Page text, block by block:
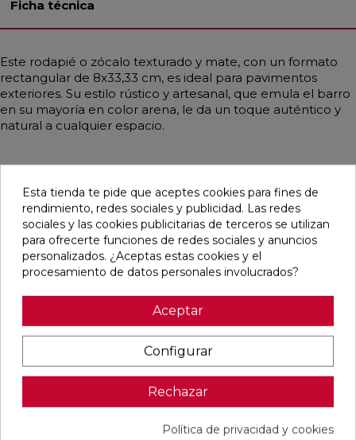
Ficha técnica
Este rodapié o zócalo texturado y mate, con un formato
rectangular de 8x33,33 cm, es ideal para pavimentos
exteriores. Su estilo rústico y artesanal, que emula el barro
en su mayoría en color arena, le da un toque auténtico y
natural a cualquier espacio.
Pensamos que te puede interesar
MATE
33,3X33,3
Ref:
STN
PVP
favorite
GRECOGRES
BASE
NATURAL
24,6X24,6
Ref:
GrecoGres
PVP
favorite
GRECOGRES
BASE
NATURAL
31,4X31,4
Ref:
GrecoGres
PVP
21,86 €
/m²
favorite
FIORENTINO
GRECOGRES
Ref:
PVP
8,99 €
/Pieza
Esta tienda te pide que aceptes cookies para fines de
rendimiento, redes sociales y publicidad. Las redes
sociales y las cookies publicitarias de terceros se utilizan
para ofrecerte funciones de redes sociales y anuncios
personalizados. ¿Aceptas estas cookies y el
procesamiento de datos personales involucrados?
Aceptar
Configurar
Rechazar
Política de privacidad y cookies